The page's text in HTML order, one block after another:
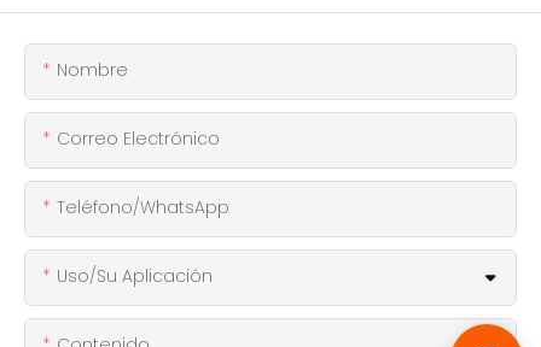
Nombre
Correo Electrónico
Teléfono/WhatsApp
Uso/Su Aplicación